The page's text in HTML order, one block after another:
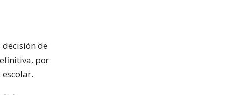
decisión de
por